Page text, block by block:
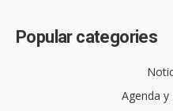
Popular categories
Agenda y